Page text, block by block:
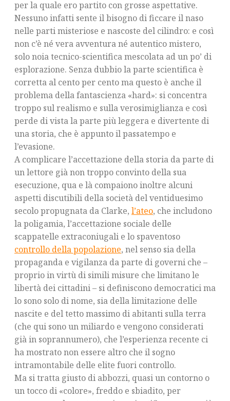
per la quale ero partito con grosse aspettative.
Nessuno infatti sente il bisogno di ficcare il naso
nelle parti misteriose e nascoste del cilindro: e così
non c’è né vera avventura né autentico mistero,
solo noia tecnico-scientifica mescolata ad un po’ di
esplorazione. Senza dubbio la parte scientifica è
corretta al cento per cento ma questo è anche il
problema della fantascienza «hard»: si concentra
troppo sul realismo e sulla verosimiglianza e così
perde di vista la parte più leggera e divertente di
una storia, che è appunto il passatempo e
l’evasione.
A complicare l’accettazione della storia da parte di
un lettore già non troppo convinto della sua
esecuzione, qua e là compaiono inoltre alcuni
aspetti discutibili della società del ventiduesimo
secolo propugnata da Clarke, l’ateo, che includono
la poligamia, l’accettazione sociale delle
scappatelle extraconiugali e lo spaventoso
controllo della popolazione, nel senso sia della
propaganda e vigilanza da parte di governi che –
proprio in virtù di simili misure che limitano le
libertà dei cittadini – si definiscono democratici ma
lo sono solo di nome, sia della limitazione delle
nascite e del tetto massimo di abitanti sulla terra
(che qui sono un miliardo e vengono considerati
già in soprannumero), che l’esperienza recente ci
ha mostrato non essere altro che il sogno
intramontabile delle elite fuori controllo.
Ma si tratta giusto di abbozzi, quasi un contorno o
un tocco di «colore», freddo e sbiadito, per